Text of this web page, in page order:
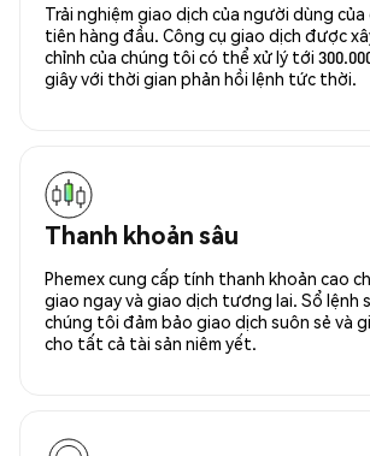
Trải nghiệm giao dịch của người dùng
tiên hàng đầu. Công cụ giao dịch được
chỉnh của chúng tôi có thể xử lý tới
giây với thời gian phản hồi lệnh tức thời.
Thanh khoản sâu
Phemex cung cấp tính thanh khoản cao
giao ngay và giao dịch tương lai. Sổ lệnh
chúng tôi đảm bảo giao dịch suôn sẻ và
cho tất cả tài sản niêm yết.